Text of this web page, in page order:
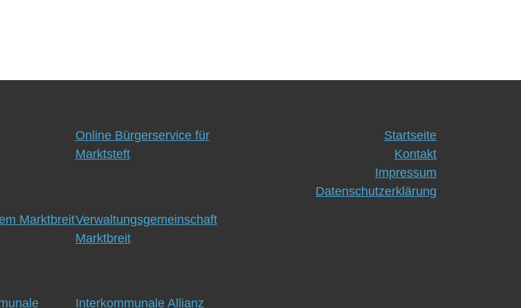
Online Bürgerservice für
Marktsteft
Verwaltungsgemeinschaft
Marktbreit
Interkommunale Allianz
Startseite
Kontakt
Impressum
Datenschutzerklärung